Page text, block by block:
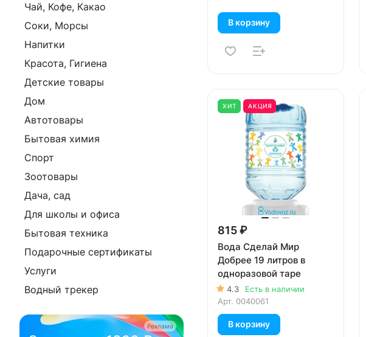
В корзину
ХИТ АКЦИЯ
815 ₽
Вода Сделай Мир
Добрее 19 литров в
одноразовой таре
4.3
Есть в наличии
Арт. 0040061
В корзину
Чай, Кофе, Какао
Соки, Морсы
Напитки
Красота, Гигиена
Детские товары
Дом
Автотовары
Бытовая химия
Спорт
Зоотовары
Дача, сад
Для школы и офиса
Бытовая техника
Подарочные сертификаты
Услуги
Водный трекер
Реклама